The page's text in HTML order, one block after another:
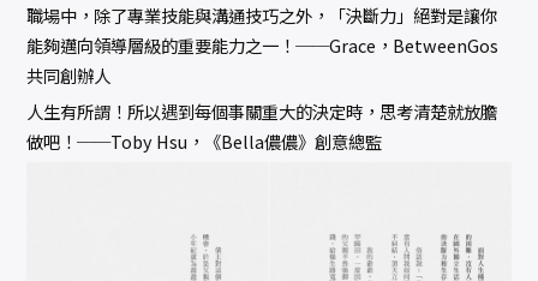
職場中，除了專業技能與溝通技巧之外，「決斷力」絕對是讓你
能夠邁向領導層級的重要能力之一！──Grace，BetweenGos
共同創辦人
人生有所謂！所以遇到每個事關重大的決定時，思考清楚就放膽
做吧！──Toby Hsu，《Bella儂儂》創意總監